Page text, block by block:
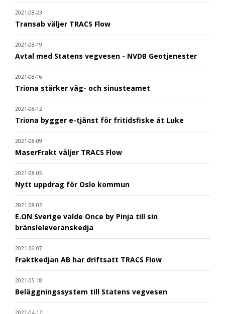
2021-08-23
Transab väljer TRACS Flow
2021-08-19
Avtal med Statens vegvesen - NVDB Geotjenester
2021-08-16
Triona stärker väg- och sinusteamet
2021-08-12
Triona bygger e-tjänst för fritidsfiske åt Luke
2021-08-09
MaserFrakt väljer TRACS Flow
2021-08-05
Nytt uppdrag för Oslo kommun
2021-08-02
E.ON Sverige valde Once by Pinja till sin
bränsleleveranskedja
2021-06-07
Fraktkedjan AB har driftsatt TRACS Flow
2021-05-18
Beläggningssystem till Statens vegvesen
2021-04-12